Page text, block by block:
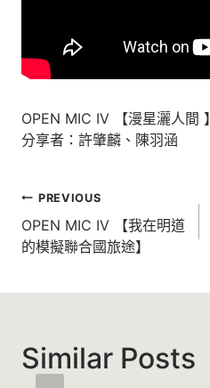
OPEN MIC IV 【漫星灑人間 】
分享者：許肇麟、陳羽涵
文
章
導
覽
PREVIOUS
OPEN MIC IV 【我在明道
的模擬聯合國旅途】
Similar Posts